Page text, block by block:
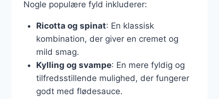
Nogle populære fyld inkluderer:
Ricotta og spinat: En klassisk
kombination, der giver en cremet og
mild smag.
Kylling og svampe: En mere fyldig og
tilfredsstillende mulighed, der fungerer
godt med flødesauce.